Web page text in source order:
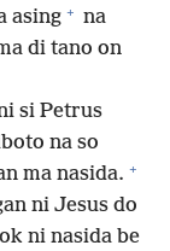
asing + na
di tano on
si Petrus
na so
ma nasida. +
ni Jesus do
ni nasida be